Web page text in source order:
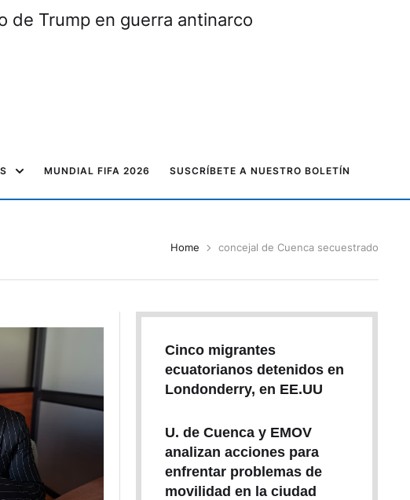
de Trump en guerra antinarco
MUNDIAL FIFA 2026 SUSCRÍBETE A NUESTRO BOLETÍN
Home concejal de Cuenca secuestrado
Cinco migrantes
ecuatorianos detenidos en
Londonderry, en EE.UU
U. de Cuenca y EMOV
analizan acciones para
enfrentar problemas de
movilidad en la ciudad